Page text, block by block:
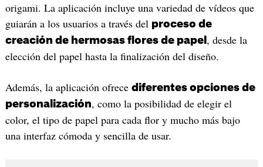
origami. La aplicación incluye una variedad de vídeos que
guiarán a los usuarios a través del proceso de
creación de hermosas flores de papel , desde la
elección del papel hasta la finalización del diseño.
Además, la aplicación ofrece diferentes opciones de
personalización, como la posibilidad de elegir el
color, el tipo de papel para cada flor y mucho más bajo
una interfaz cómoda y sencilla de usar.